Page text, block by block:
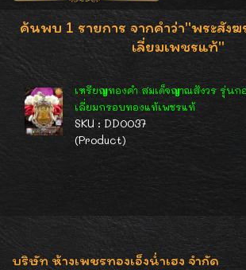
ค้นพบ 1 รายการ จากคำว่า"พระสัง
เลี่ยมเพชรแท้"
เหรียญทองคำ สมเด็จญาณสังวร รุ่นก
เลี่ยมกรอบทองแท้เพชรแท้
SKU : DD0037
(Product)
บริษัท ห้างเพชรทองเอ็งน่ำเฮง จำกัด